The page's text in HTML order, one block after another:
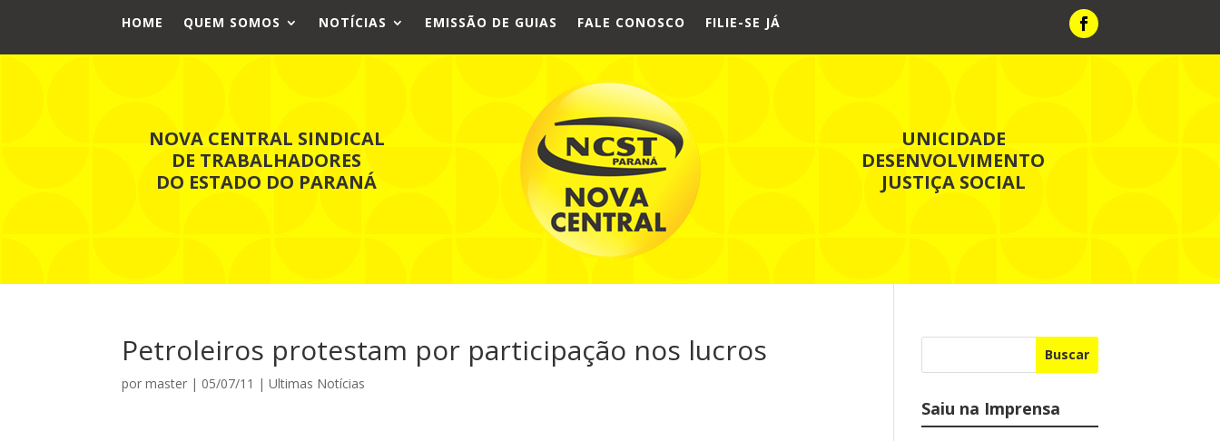
HOME QUEM SOMOS NOTÍCIAS EMISSÃO DE GUIAS FALE CONOSCO FILIE-SE JÁ
NOVA CENTRAL SINDICAL
DE TRABALHADORES
DO ESTADO DO PARANÁ
UNICIDADE
DESENVOLVIMENTO
JUSTIÇA SOCIAL
Petroleiros protestam por participação nos lucros
pormaster | 05/07/11 |Ultimas Notícias
Buscar
Saiu na Imprensa